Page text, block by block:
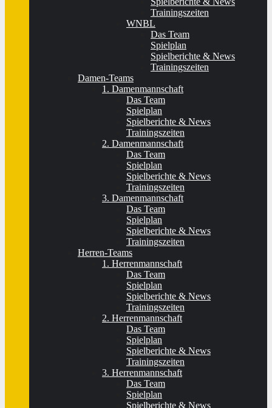
Trainingszeiten
WNBL
Das Team
Spielplan
Spielberichte & News
Trainingszeiten
Damen-Teams
1. Damenmannschaft
Das Team
Spielplan
Spielberichte & News
Trainingszeiten
2. Damenmannschaft
Das Team
Spielplan
Spielberichte & News
Trainingszeiten
3. Damenmannschaft
Das Team
Spielplan
Spielberichte & News
Trainingszeiten
Herren-Teams
1. Herrenmannschaft
Das Team
Spielplan
Spielberichte & News
Trainingszeiten
2. Herrenmannschaft
Das Team
Spielplan
Spielberichte & News
Trainingszeiten
3. Herrenmannschaft
Das Team
Spielplan
Spielberichte & News